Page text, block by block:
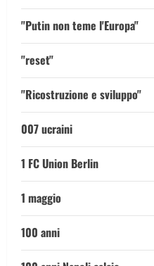
"Putin non teme l'Europa"
"reset"
"Ricostruzione e sviluppo"
007 ucraini
1 FC Union Berlin
1 maggio
100 anni